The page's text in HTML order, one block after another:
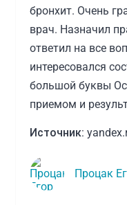
бронхит. Очень
врач. Назначил
ответил на все
интересовался
большой буквы
приемом и
Источник:
Процак